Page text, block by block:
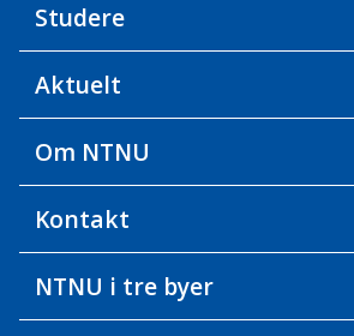
Studere
Aktuelt
Om NTNU
Kontakt
NTNU i tre byer